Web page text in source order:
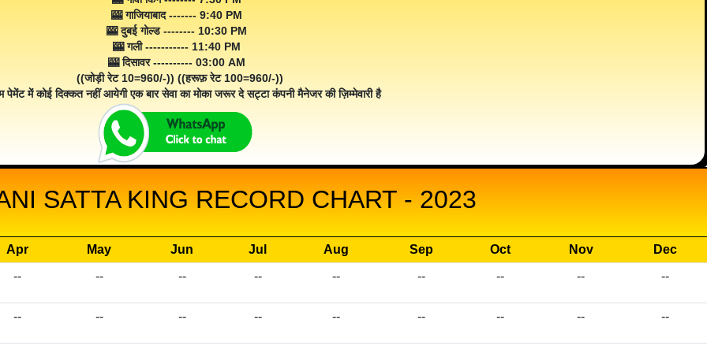
🎰 गाजियाबाद ------- 9:40 PM
🎰 दुबई गोल्ड -------- 10:30 PM
🎰 गली ----------- 11:40 PM
🎰 दिसावर ---------- 03:00 AM
((जोड़ी रेट 10=960/-)) ((हरूफ़ रेट 100=960/-))
पेमेंट में कोई दिक्कत नहीं आयेगी एक बार सेवा का मोका जरूर दे सट्टा कंपनी मैनेजर की ज़िम्मेवारी है
SATTA KING RECORD CHART - 2023
Apr May Jun Jul Aug Sep Oct Nov
Dec
--
-- -- -- -- -- -- -- --
-- -- -- -- -- -- -- -- --